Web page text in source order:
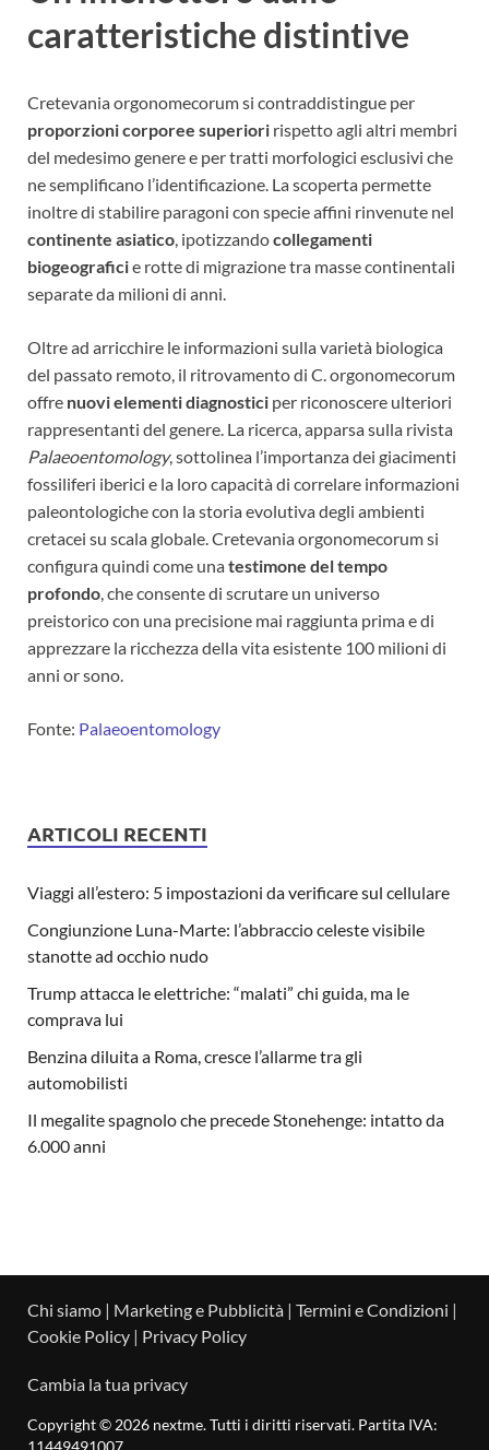
caratteristiche distintive
Cretevania orgonomecorum si contraddistingue per
proporzioni corporee superiori rispetto agli altri membri
del medesimo genere e per tratti morfologici esclusivi che
ne semplificano l’identificazione. La scoperta permette
inoltre di stabilire paragoni con specie affini rinvenute nel
continente asiatico , ipotizzandocollegamenti
biogeograficie rotte di migrazione tra masse continentali
separate da milioni di anni.
Oltre ad arricchire le informazioni sulla varietà biologica
del passato remoto, il ritrovamento di C. orgonomecorum
offre nuovi elementi diagnostici per riconoscere ulteriori
rappresentanti del genere. La ricerca, apparsa sulla rivista
Palaeoentomology, sottolinea l’importanza dei giacimenti
fossiliferi iberici e la loro capacità di correlare informazioni
paleontologiche con la storia evolutiva degli ambienti
cretacei su scala globale. Cretevania orgonomecorum si
configura quindi come unatestimone del tempo
profondo , che consente di scrutare un universo
preistorico con una precisione mai raggiunta prima e di
apprezzare la ricchezza della vita esistente 100 milioni di
anni or sono.
Fonte: Palaeoentomology
ARTICOLI RECENTI
Viaggi all’estero: 5 impostazioni da verificare sul cellulare
Congiunzione Luna-Marte: l’abbraccio celeste visibile
stanotte ad occhio nudo
Trump attacca le elettriche: “malati” chi guida, ma le
comprava lui
Benzina diluita a Roma, cresce l’allarme tra gli
automobilisti
Il megalite spagnolo che precede Stonehenge: intatto da
6.000 anni
Chi siamo | Marketing e Pubblicità | Termini e Condizioni |
Cookie Policy | Privacy Policy
Cambia la tua privacy
Copyright © 2026 nextme. Tutti i diritti riservati. Partita IVA:
11449491007